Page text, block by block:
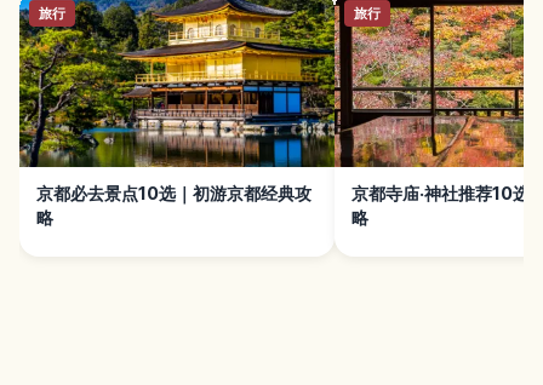
旅行
京都必去景点10选｜初游京都经典攻
略
旅行
京都寺庙·神社推荐10选
略